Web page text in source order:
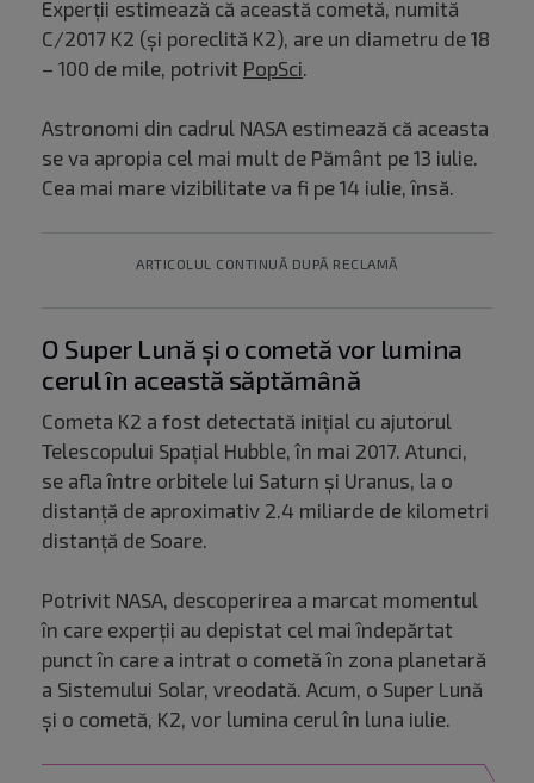
Experții estimează că această cometă, numită
C/2017 K2 (și poreclită K2), are un diametru de 18
– 100 de mile, potrivit PopSci.
Astronomi din cadrul NASA estimează că aceasta
se va apropia cel mai mult de Pământ pe 13 iulie.
Cea mai mare vizibilitate va fi pe 14 iulie, însă.
ARTICOLUL CONTINUĂ DUPĂ RECLAMĂ
O Super Lună și o cometă vor lumina
cerul în această săptămână
Cometa K2 a fost detectată inițial cu ajutorul
Telescopului Spațial Hubble, în mai 2017. Atunci,
se afla între orbitele lui Saturn și Uranus, la o
distanță de aproximativ 2.4 miliarde de kilometri
distanță de Soare.
Potrivit NASA, descoperirea a marcat momentul
în care experții au depistat cel mai îndepărtat
punct în care a intrat o cometă în zona planetară
a Sistemului Solar, vreodată. Acum, o Super Lună
și o cometă, K2, vor lumina cerul în luna iulie.